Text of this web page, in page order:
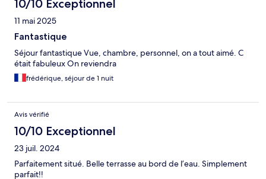
10/10 Exceptionnel
11 mai 2025
Fantastique
Séjour fantastique Vue, chambre, personnel, on a tout aimé. C
était fabuleux On reviendra
frédérique, séjour de 1 nuit
Avis vérifié
10/10 Exceptionnel
23 juil. 2024
Parfaitement situé. Belle terrasse au bord de l’eau. Simplement
parfait!!